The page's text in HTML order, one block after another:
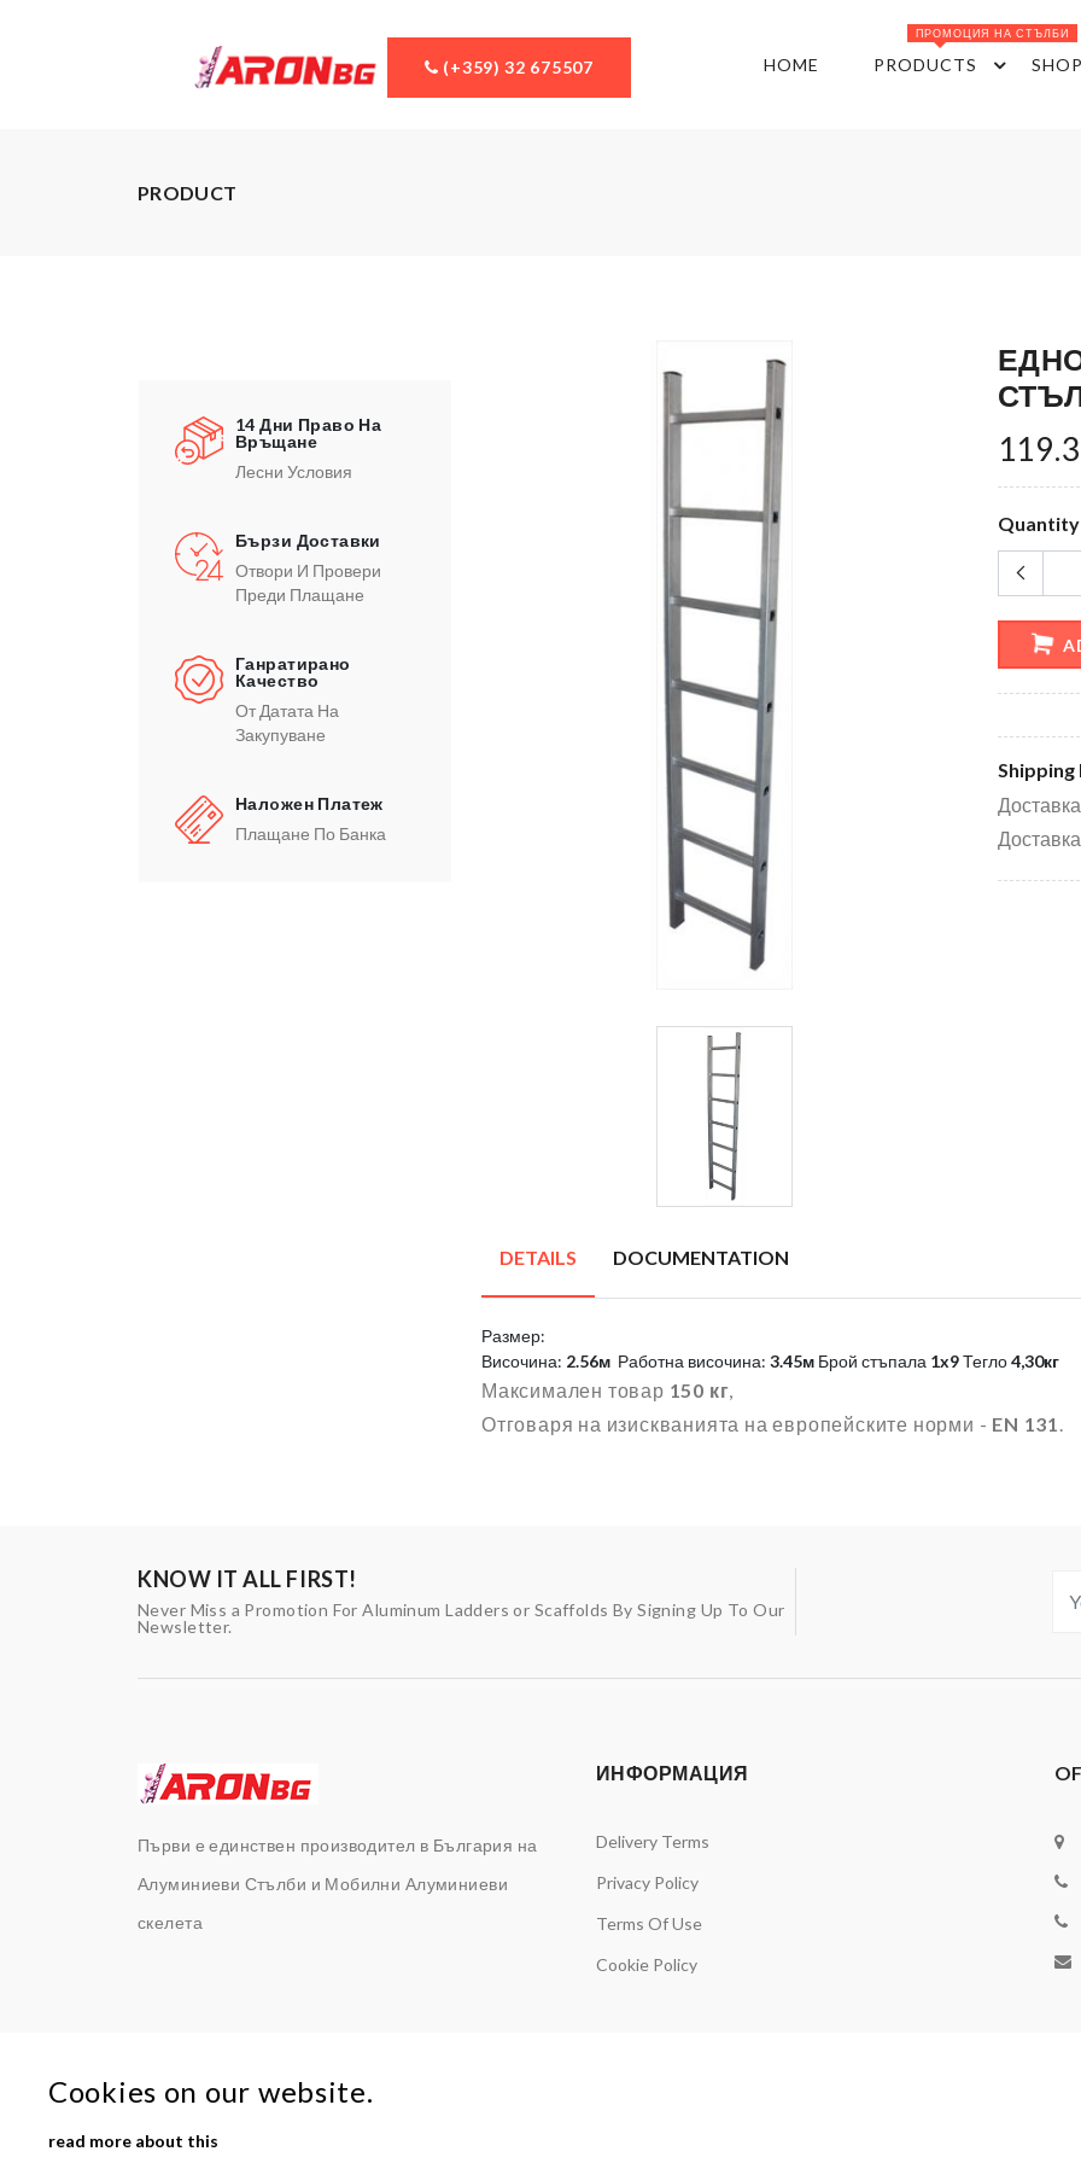
(+359) 32 675507 HOME PRODUCTS
ПРОМОЦИЯ НА СТЪЛБИ
SHOP
PRODUCT
14 Дни Право На
Връщане
Лесни Условия
Бързи Доставки
Отвори И Провери
Преди Плащане
Ганратирано
Качество
От Датата На
Закупуване
Налoжен Платеж
Плащане По Банка
Quantity
Shipping
DETAILS DOCUMENTATION
Размер:
Височина: 2.56м Работна височина: 3.45м Брой стъпала 1x9Тегло4,30кг
Максимален товар 150 кг,
Отговаря на изискванията на европейските норми - EN 131.
KNOW IT ALL FIRST!
Never Miss a Promotion For Aluminum Ladders or Scaffolds By Signing Up To Our
Newsletter.
Първи е единствен производител в България на
Алуминиеви Стълби и Мобилни Алуминиеви
скелета
ИНФОРМАЦИЯ
Delivery Terms
Privacy Policy
Terms Of Use
Cookie Policy
Cookies on our website.
read more about this